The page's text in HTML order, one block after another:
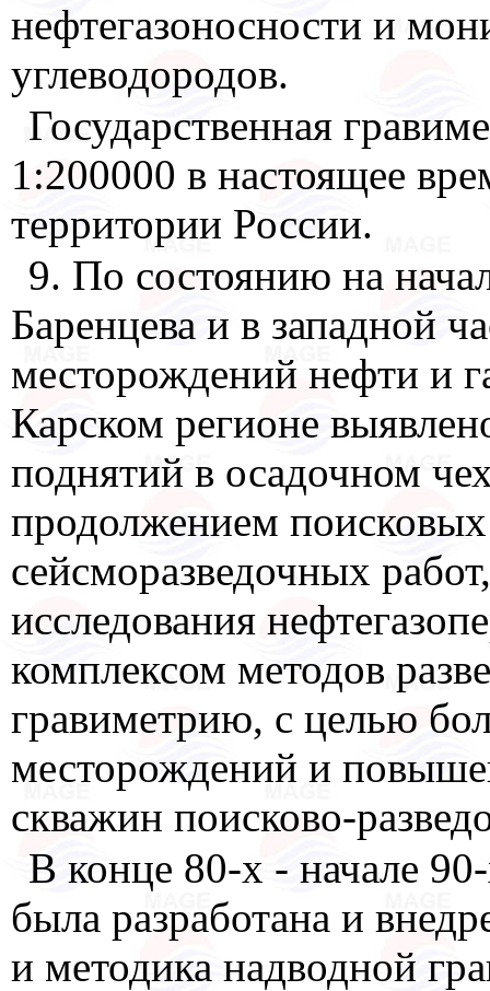
нефтегазоносности и
углеводородов.
Государственная
1:200000 в настоящее
территории России.
9. По состоянию на
Баренцева и в западной
месторождений нефти и
Карском регионе
поднятий в осадочном
продолжением
сейсморазведочных
исследования
комплексом методов
гравиметрию, с целью
месторождений и
скважин поисково-
В конце 80-х - начале
была разработана и
и методика надводной